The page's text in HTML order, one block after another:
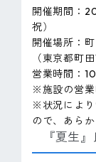
開催期間：
祝）
開催場所：
（東京都町
営業時間：
※施設の営業
※状況により
ので、あら
『夏生